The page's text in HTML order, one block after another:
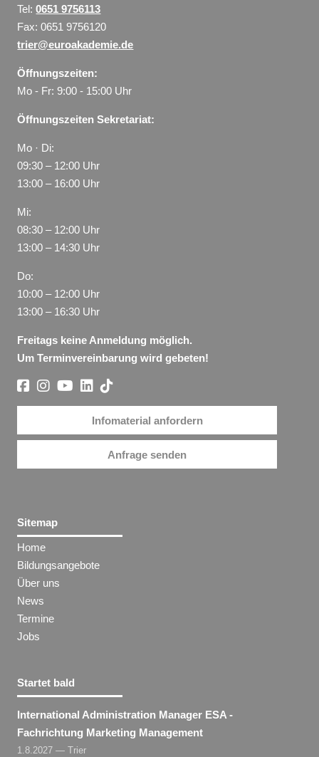
Tel:0651 9756113
Fax: 0651 9756120
trier@euroakademie.de
Öffnungszeiten:
Mo - Fr: 9:00 - 15:00 Uhr
Öffnungszeiten Sekretariat:
Mo · Di:
09:30 – 12:00 Uhr
13:00 – 16:00 Uhr
Mi:
08:30 – 12:00 Uhr
13:00 – 14:30 Uhr
Do:
10:00 – 12:00 Uhr
13:00 – 16:30 Uhr
Freitags keine Anmeldung möglich.
Um Terminvereinbarung wird gebeten!
Infomaterial anfordern
Anfrage senden
Sitemap
Home
Bildungsangebote
Über uns
News
Termine
Jobs
Startet bald
International Administration Manager ESA -
Fachrichtung Marketing Management
1.8.2027 — Trier